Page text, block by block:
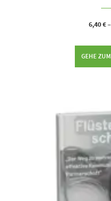
6,40€–
GEHE